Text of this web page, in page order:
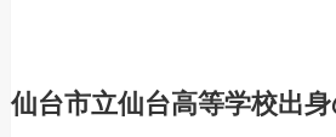
仙台市立仙台高等学校出